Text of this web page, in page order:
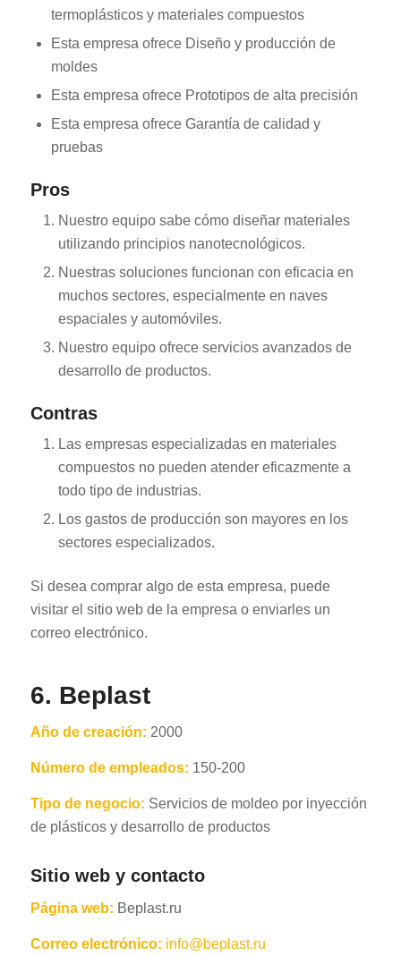
termoplásticos y materiales compuestos
Esta empresa ofrece Diseño y producción de
moldes
Esta empresa ofrece Prototipos de alta precisión
Esta empresa ofrece Garantía de calidad y
pruebas
Pros
Nuestro equipo sabe cómo diseñar materiales
utilizando principios nanotecnológicos.
Nuestras soluciones funcionan con eficacia en
muchos sectores, especialmente en naves
espaciales y automóviles.
Nuestro equipo ofrece servicios avanzados de
desarrollo de productos.
Contras
Las empresas especializadas en materiales
compuestos no pueden atender eficazmente a
todo tipo de industrias.
Los gastos de producción son mayores en los
sectores especializados.
Si desea comprar algo de esta empresa, puede
visitar el sitio web de la empresa o enviarles un
correo electrónico.
6. Beplast
Año de creación: 2000
Número de empleados: 150-200
Tipo de negocio: Servicios de moldeo por inyección
de plásticos y desarrollo de productos
Sitio web y contacto
Página web: Beplast.ru
Correo electrónico: info@beplast.ru